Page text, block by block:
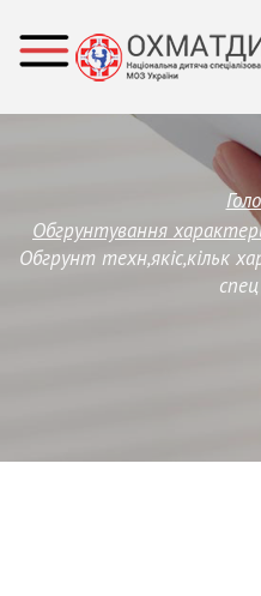
Обгрунтування
Обгрунт техн,якіс,кільк